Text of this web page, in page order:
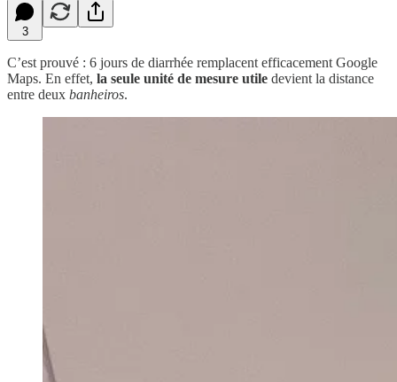
3
C’est prouvé : 6 jours de diarrhée remplacent efficacement Google
Maps. En effet, la seule unité de mesure utile devient la distance
entre deux banheiros.